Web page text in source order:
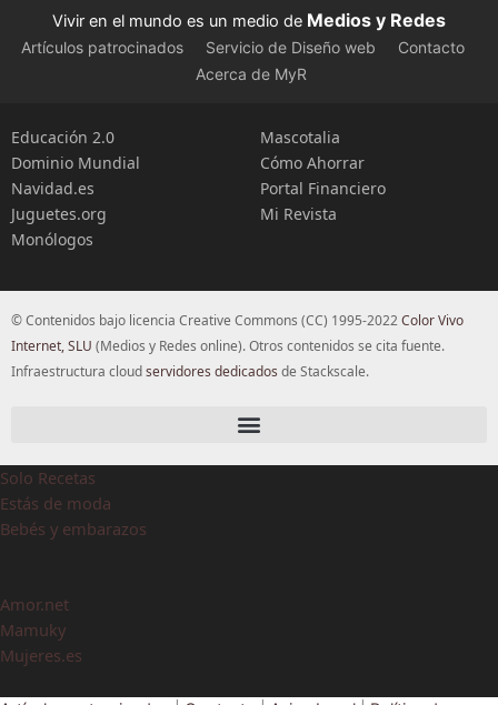
Vivir en el mundo es un medio de Medios y Redes
Artículos patrocinados Servicio de Diseño web
Contacto
Acerca de MyR
Educación 2.0
Dominio Mundial
Navidad.es
Juguetes.org
Monólogos
Mascotalia
Cómo Ahorrar
Portal Financiero
Mi Revista
© Contenidos bajo licencia Creative Commons (CC) 1995-2022Color Vivo
Internet, SLU (Medios y Redes online). Otros contenidos se cita fuente.
Infraestructura cloudservidores dedicados de Stackscale.
Solo Recetas
Estás de moda
Bebés y embarazos
Amor.net
Mamuky
Mujeres.es